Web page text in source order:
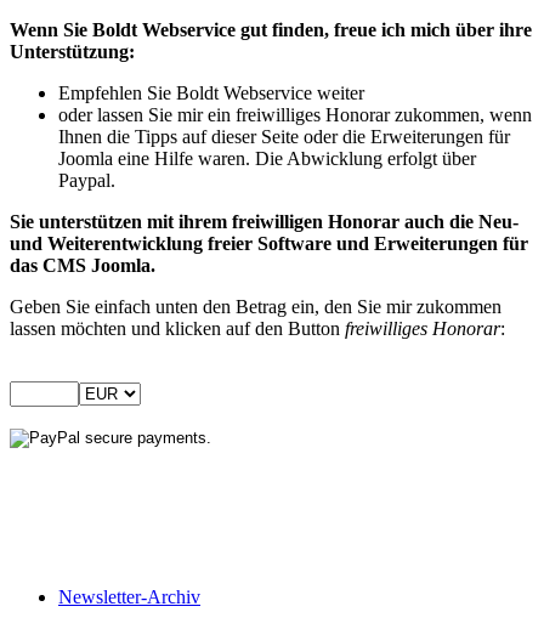
Wenn Sie Boldt Webservice gut finden, freue ich mich über ihre
Unterstützung:
Empfehlen Sie Boldt Webservice weiter
oder lassen Sie mir ein freiwilliges Honorar zukommen, wenn
Ihnen die Tipps auf dieser Seite oder die Erweiterungen für
Joomla eine Hilfe waren. Die Abwicklung erfolgt über
Paypal.
Sie unterstützen mit ihrem freiwilligen Honorar auch die Neu-
und Weiterentwicklung freier Software und Erweiterungen für
das CMS Joomla.
Geben Sie einfach unten den Betrag ein, den Sie mir zukommen
lassen möchten und klicken auf den Button freiwilliges Honorar:
Newsletter-Archiv